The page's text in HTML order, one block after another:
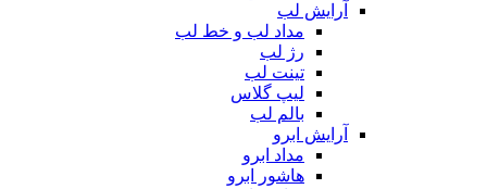
آرایش لب
مداد لب و خط لب
رژ لب
تینت لب
لیپ گلاس
بالم لب
آرایش ابرو
مداد ابرو
هاشور ابرو